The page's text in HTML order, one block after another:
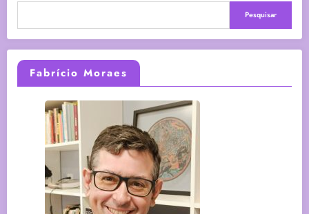
Pesquisar
Fabrício Moraes